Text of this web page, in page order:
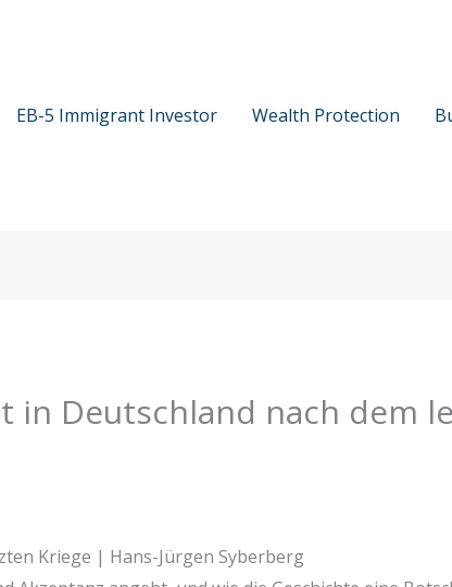
EB-5 Immigrant Investor Wealth Protection
in Deutschland nach dem
Kriege | Hans-Jürgen Syberberg